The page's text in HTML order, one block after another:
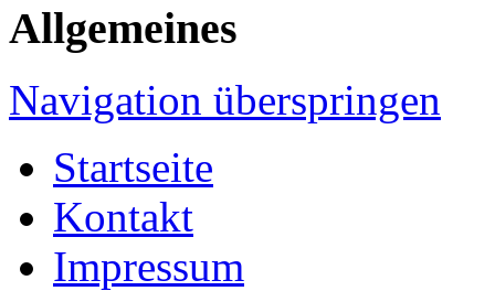
Allgemeines
Navigation überspringen
Startseite
Kontakt
Impressum